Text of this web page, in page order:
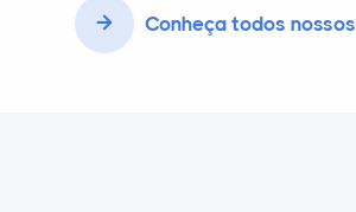
Conheça todos